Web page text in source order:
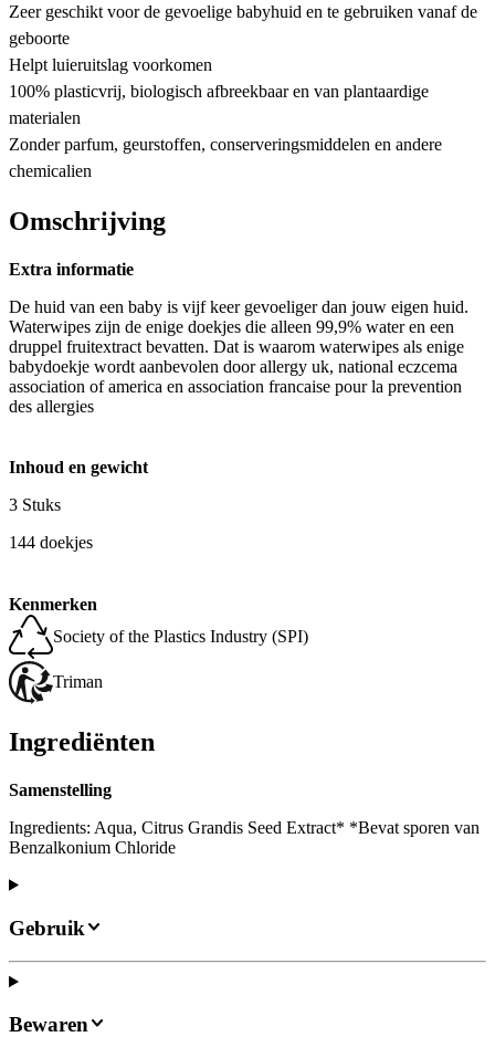
Zeer geschikt voor de gevoelige babyhuid en te gebruiken vanaf de
geboorte
Helpt luieruitslag voorkomen
100% plasticvrij, biologisch afbreekbaar en van plantaardige
materialen
Zonder parfum, geurstoffen, conserveringsmiddelen en andere
chemicalien
Omschrijving
Extra informatie
De huid van een baby is vijf keer gevoeliger dan jouw eigen huid.
Waterwipes zijn de enige doekjes die alleen 99,9% water en een
druppel fruitextract bevatten. Dat is waarom waterwipes als enige
babydoekje wordt aanbevolen door allergy uk, national eczcema
association of america en association francaise pour la prevention
des allergies
Inhoud en gewicht
3 Stuks
144 doekjes
Kenmerken
Society of the Plastics Industry (SPI)
Triman
Ingrediënten
Samenstelling
Ingredients: Aqua, Citrus Grandis Seed Extract* *Bevat sporen van
Benzalkonium Chloride
Gebruik
Bewaren